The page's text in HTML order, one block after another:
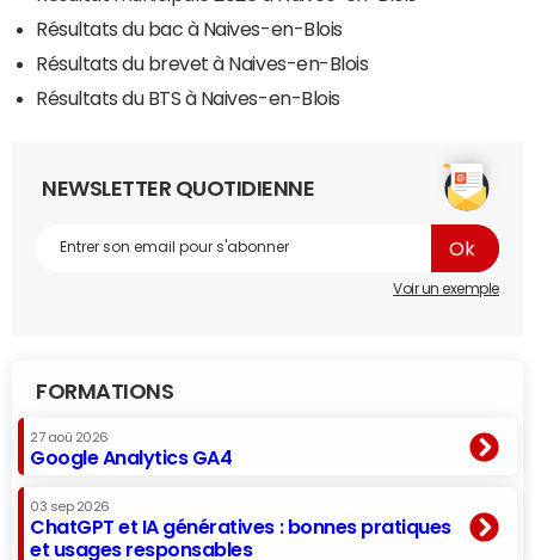
Résultats du bac à Naives-en-Blois
Résultats du brevet à Naives-en-Blois
Résultats du BTS à Naives-en-Blois
NEWSLETTER QUOTIDIENNE
Voir un exemple
FORMATIONS
27 aoû 2026
Google Analytics GA4
03 sep 2026
ChatGPT et IA génératives : bonnes pratiques
et usages responsables